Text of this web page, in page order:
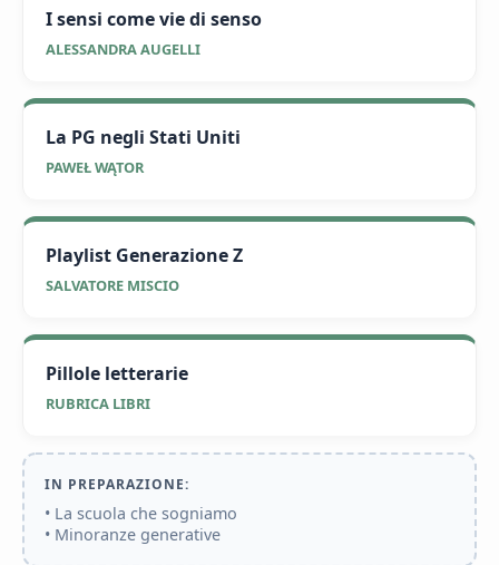
I sensi come vie di senso
ALESSANDRA AUGELLI
La PG negli Stati Uniti
PAWEŁ WĄTOR
Playlist Generazione Z
SALVATORE MISCIO
Pillole letterarie
RUBRICA LIBRI
IN PREPARAZIONE:
• La scuola che sogniamo
• Minoranze generative